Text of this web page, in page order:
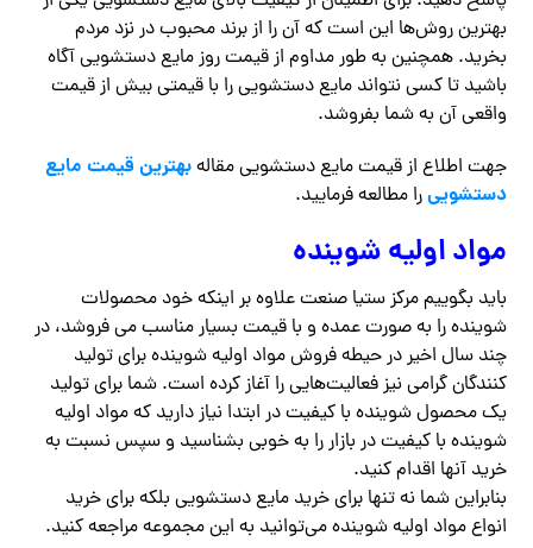
بهترین روش‌ها این است که آن را از برند محبوب در نزد مردم
بخرید. همچنین به طور مداوم از قیمت روز مایع دستشویی آگاه
باشید تا کسی نتواند مایع دستشویی را با قیمتی بیش از قیمت
واقعی آن به شما بفروشد.
جهت اطلاع از قیمت مایع دستشویی مقالهبهترین قیمت مایع
دستشوییرا مطالعه فرمایید.
مواد اولیه شوینده
باید بگوییم مرکز ستیا صنعت علاوه بر اینکه خود محصولات
شوینده را به صورت عمده و با قیمت بسیار مناسب می فروشد، در
چند سال اخیر در حیطه فروش مواد اولیه شوینده برای تولید
کنندگان گرامی نیز فعالیت‌هایی را آغاز کرده است. شما برای تولید
یک محصول شوینده با کیفیت در ابتدا نیاز دارید که مواد اولیه
شوینده با کیفیت در بازار را به خوبی بشناسید و سپس نسبت به
خرید آنها اقدام کنید.
بنابراین شما نه تنها برای خرید مایع دستشویی بلکه برای خرید
انواع مواد اولیه شوینده می‌توانید به این مجموعه مراجعه کنید.